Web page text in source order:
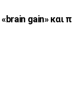
gain» και